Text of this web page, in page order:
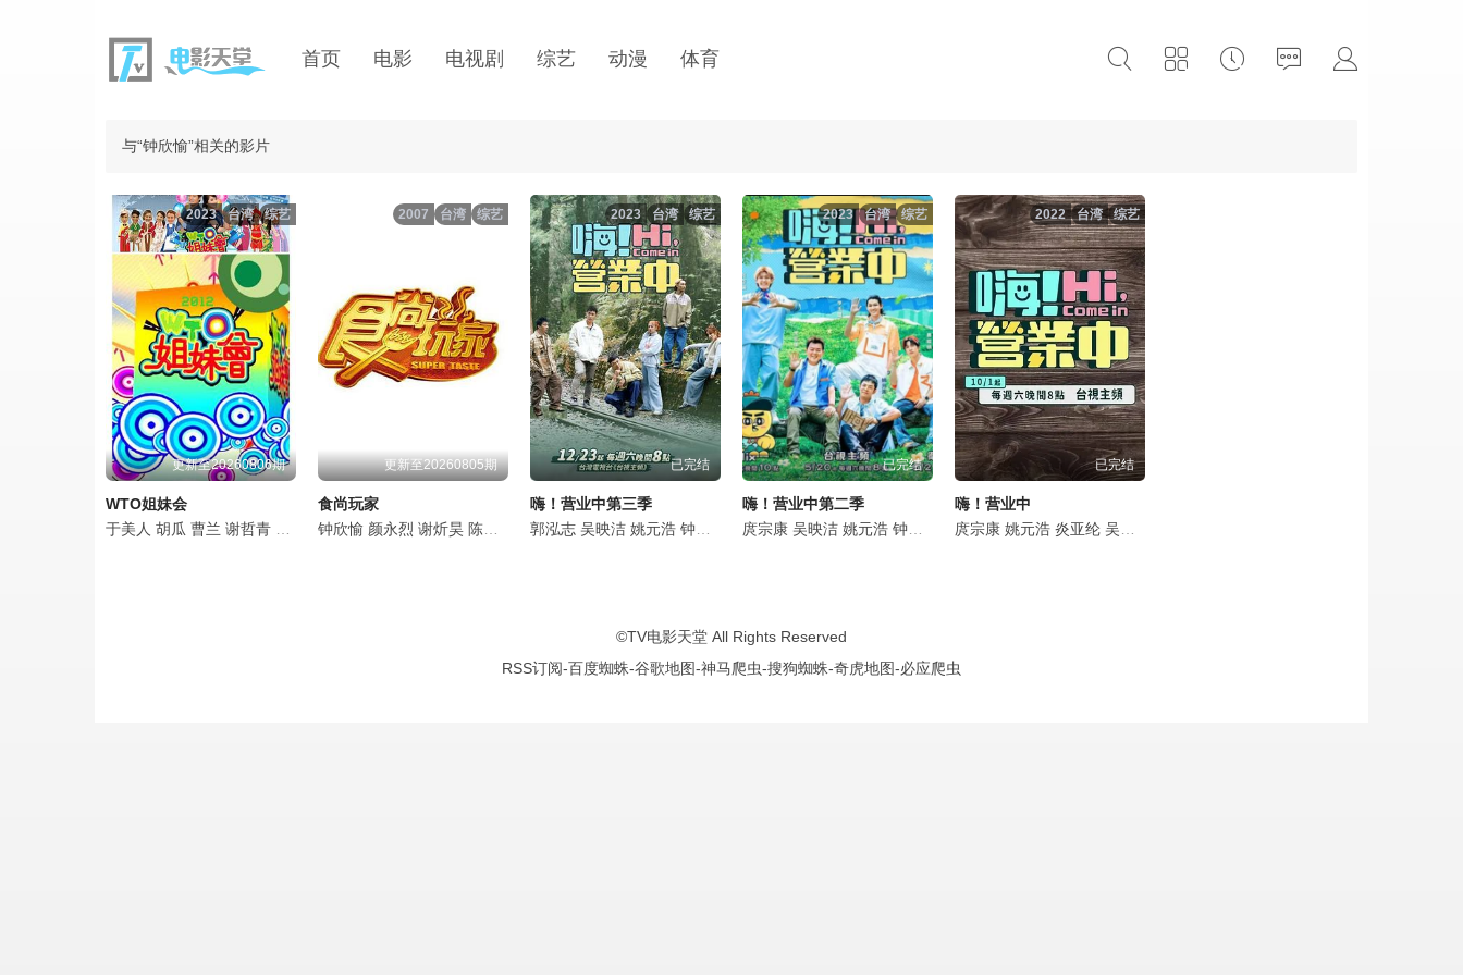
首页 电影 电视剧 综艺 动漫 体育
与“钟欣愉”相关的影片
综艺
台湾
2023
更新至20260806期
WTO姐妹会
于美人 胡瓜 曹兰 谢哲青 高伊玲 钟欣愉
综艺
台湾
2007
更新至20260805期
食尚玩家
钟欣愉 颜永烈 谢炘昊 陈秉立
综艺
台湾
2023
已完结
嗨！营业中第三季
郭泓志 吴映洁 姚元浩 钟欣愉 谢炘昊 张立东
综艺
台湾
2023
已完结
嗨！营业中第二季
庹宗康 吴映洁 姚元浩 钟欣愉 炎亚纶 李玉玺 吴睿轩 曾沛慈
综艺
台湾
2022
已完结
嗨！营业中
庹宗康 姚元浩 炎亚纶 吴映洁
©TV电影天堂 All Rights Reserved
RSS订阅-百度蜘蛛-谷歌地图-神马爬虫-搜狗蜘蛛-奇虎地图-必应爬虫